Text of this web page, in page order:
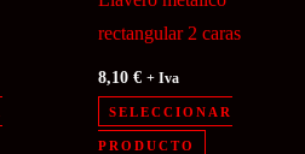
rectangular 2 caras
8,10€ + Iva
SELECCIONAR
PRODUCTO